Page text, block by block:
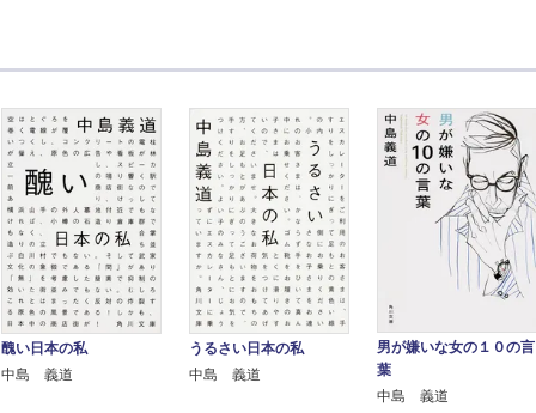
醜い日本の私
中島 義道
うるさい日本の私
中島 義道
男が嫌いな女の１０の言
葉
中島 義道